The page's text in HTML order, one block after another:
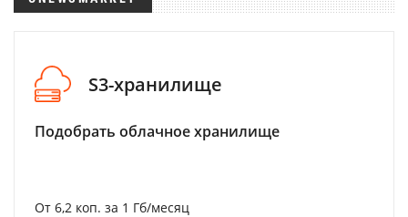
S3-хранилище
Подобрать облачное хранилище
От 6,2 коп. за 1 Гб/месяц